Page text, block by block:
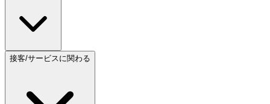
接客/サービスに関わる